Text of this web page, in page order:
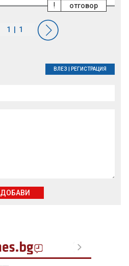
отговор
!
ВЛЕЗ РЕГИСТРАЦИЯ
ДОБАВИ